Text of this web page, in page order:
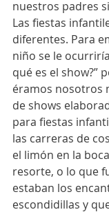
nuestros padres
Las fiestas
diferentes. Para
niño se le
qué es el show?”
éramos nosotros
de shows
para fiestas
las carreras de
el limón en la
resorte, o lo que
estaban los
escondidillas y